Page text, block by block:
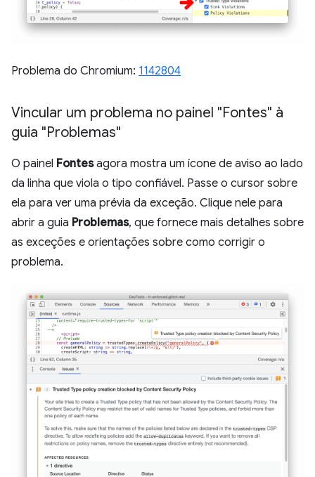
Problema do Chromium: 1142804
Vincular um problema no painel "Fontes" à
guia "Problemas"
O painel Fontesagora mostra um ícone de aviso ao lado
da linha que viola o tipo confiável. Passe o cursor sobre
ela para ver uma prévia da exceção. Clique nele para
abrir a guia Problemas, que fornece mais detalhes sobre
as exceções e orientações sobre como corrigir o
problema.